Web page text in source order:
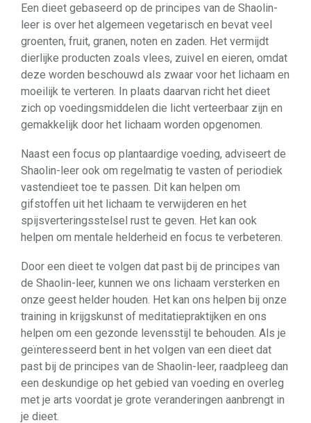
Een dieet gebaseerd op de principes van de Shaolin-
leer is over het algemeen vegetarisch en bevat veel
groenten, fruit, granen, noten en zaden. Het vermijdt
dierlijke producten zoals vlees, zuivel en eieren, omdat
deze worden beschouwd als zwaar voor het lichaam en
moeilijk te verteren. In plaats daarvan richt het dieet
zich op voedingsmiddelen die licht verteerbaar zijn en
gemakkelijk door het lichaam worden opgenomen.
Naast een focus op plantaardige voeding, adviseert de
Shaolin-leer ook om regelmatig te vasten of periodiek
vastendieet toe te passen. Dit kan helpen om
gifstoffen uit het lichaam te verwijderen en het
spijsverteringsstelsel rust te geven. Het kan ook
helpen om mentale helderheid en focus te verbeteren.
Door een dieet te volgen dat past bij de principes van
de Shaolin-leer, kunnen we ons lichaam versterken en
onze geest helder houden. Het kan ons helpen bij onze
training in krijgskunst of meditatiepraktijken en ons
helpen om een gezonde levensstijl te behouden. Als je
geïnteresseerd bent in het volgen van een dieet dat
past bij de principes van de Shaolin-leer, raadpleeg dan
een deskundige op het gebied van voeding en overleg
met je arts voordat je grote veranderingen aanbrengt in
je dieet.